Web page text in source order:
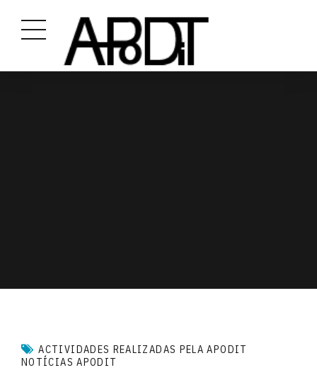
ACTIVIDADES REALIZADAS PELA APODIT
NOTÍCIAS APODIT